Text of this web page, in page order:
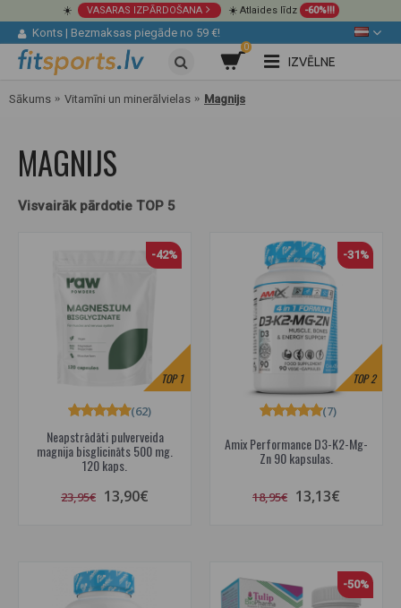
☀️ VASARAS IZPĀRDOŠANA ☀️ Atlaides līdz -60%!!!
Konts | Bezmaksas piegāde no 59 €!
0
IZVĒLNE
Sākums Vitamīni un minerālvielas Magnijs
MAGNIJS
Visvairāk pārdotie TOP 5
TOP1
-42%
Neapstrādāti pulverveida
magnija bisglicināts 500 mg.
120 kaps.
(62)
23,95€ 13,90€
TOP2
-31%
Amix Performance D3-K2-Mg-
Zn 90 kapsulas.
(7)
18,95€ 13,13€
-50%